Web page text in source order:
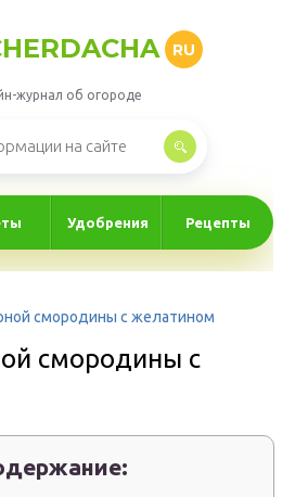
RU
журнал об огороде
Удобрения Рецепты
смородины с желатином
смородины с